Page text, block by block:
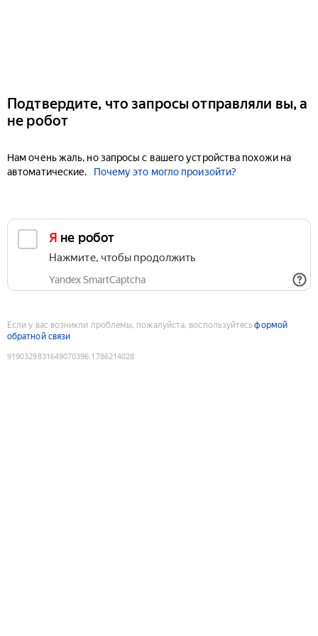
Подтвердите, что запросы отправляли вы, а
не робот
Нам очень жаль, но запросы с вашего устройства похожи на
автоматические.
Почему это могло произойти?
Я не робот
Нажмите, чтобы продолжить
Yandex SmartCaptcha
Если у вас возникли проблемы, пожалуйста, воспользуйтесьформой
обратной связи
9190329831649070396:1786214028